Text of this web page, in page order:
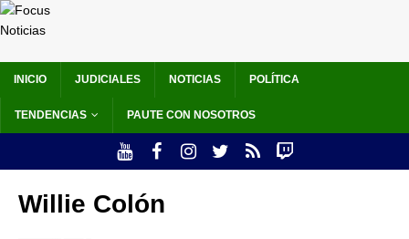
INICIO JUDICIALES NOTICIAS POLÍTICA
TENDENCIAS PAUTE CON NOSOTROS
Willie Colón